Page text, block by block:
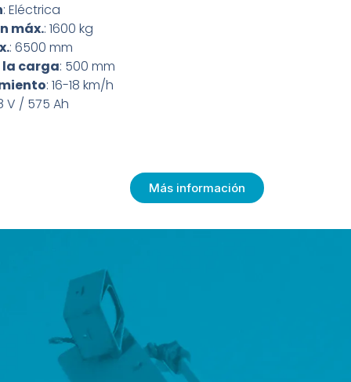
: Eléctrica
máx.: 1600 kg
: 6500 mm
la carga: 500 mm
: 16-18 km/h
V / 575 Ah
Más información